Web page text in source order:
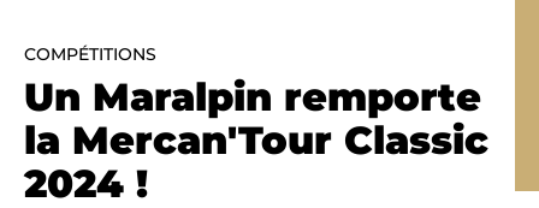
COMPÉTITIONS
Un Maralpin remporte
la Mercan'Tour Classic
2024 !